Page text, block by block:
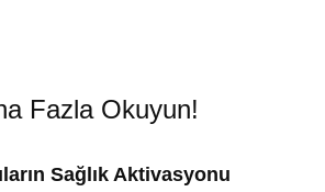
Fazla Okuyun!
Sağlık Aktivasyonu